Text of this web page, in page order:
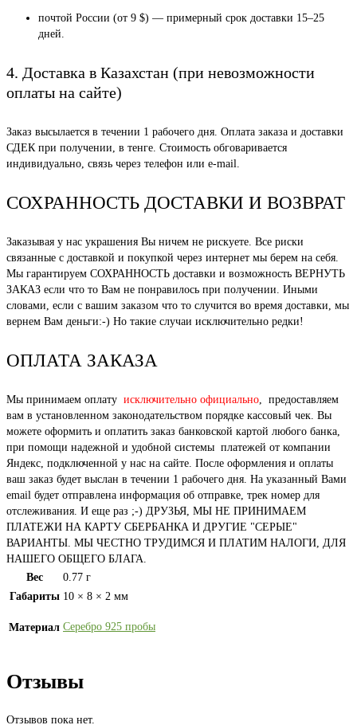
почтой России (от 9 $) — примерный срок доставки 15–25
дней.
4. Доставка в Казахстан (при невозможности
оплаты на сайте)
Заказ высылается в течении 1 рабочего дня. Оплата заказа и доставки
СДЕК при получении, в тенге. Стоимость обговаривается
индивидуально, связь через телефон или e-mail.
СОХРАННОСТЬ ДОСТАВКИ И ВОЗВРАТ
Заказывая у нас украшения Вы ничем не рискуете. Все риски
связанные с доставкой и покупкой через интернет мы берем на себя.
Мы гарантируем СОХРАННОСТЬ доставки и возможность ВЕРНУТЬ
ЗАКАЗ если что то Вам не понравилось при получении. Иными
словами, если с вашим заказом что то случится во время доставки, мы
вернем Вам деньги:-) Но такие случаи исключительно редки!
ОПЛАТА ЗАКАЗА
Мы принимаем оплату исключительно официально, предоставляем
вам в установленном законодательством порядке кассовый чек. Вы
можете оформить и оплатить заказ банковской картой любого банка,
при помощи надежной и удобной системы платежей от компании
Яндекс, подключенной у нас на сайте. После оформления и оплаты
ваш заказ будет выслан в течении 1 рабочего дня. На указанный Вами
email будет отправлена информация об отправке, трек номер для
отслеживания. И еще раз ;-) ДРУЗЬЯ, МЫ НЕ ПРИНИМАЕМ
ПЛАТЕЖИ НА КАРТУ СБЕРБАНКА И ДРУГИЕ "СЕРЫЕ"
ВАРИАНТЫ. МЫ ЧЕСТНО ТРУДИМСЯ И ПЛАТИМ НАЛОГИ, ДЛЯ
НАШЕГО ОБЩЕГО БЛАГА.
Вес
0.77 г
Габариты 10 × 8 × 2 мм
Материал Серебро 925 пробы
Отзывы
Отзывов пока нет.